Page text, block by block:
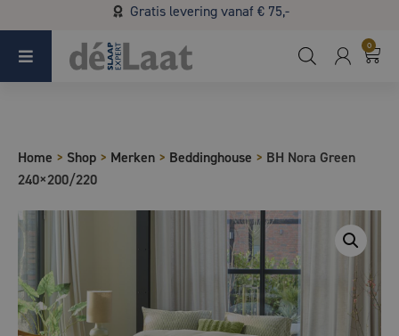
Gratis levering vanaf € 75,-
Koopzondag 29 maart in Bladel van 13.00 - 17.00
0
Home > Shop > Merken > Beddinghouse > BH Nora Green
240×200/220